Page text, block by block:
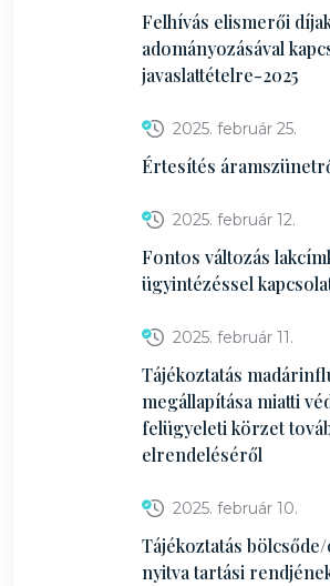
Felhívás elismerői
adományozásával
javaslattételre-2025
2025. február 25.
Értesítés
2025. február 12.
Fontos változás
ügyintézéssel
2025. február 11.
Tájékoztatás
megállapítása miatti
felügyeleti körzet
elrendeléséről
2025. február 10.
Tájékoztatás
nyitva tartási